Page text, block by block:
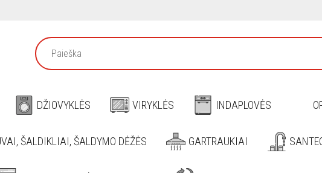
DŽIOVYKLĖS VIRYKLĖS INDAPLOVĖS
ŠALDIKLIAI, ŠALDYMO DĖŽĖS GARTRAUKIAI